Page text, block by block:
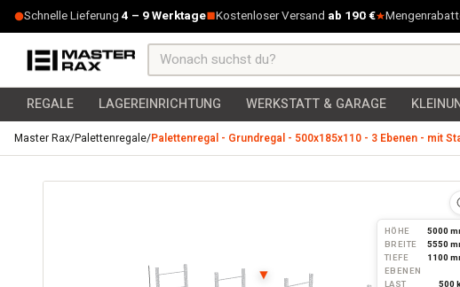
Zum Inhalt springen
Schnelle Lieferung 4 – 9 Werktage Kostenloser Versand ab 190 €
REGALE LAGEREINRICHTUNG WERKSTATT & GARAGE
Master Rax/Palettenregale/Palettenregal - Grundregal - 500x185x110 - 3 Ebenen - mit
HÖHE
5000
BREITE
5550
TIEFE
1100
EBENEN
▼